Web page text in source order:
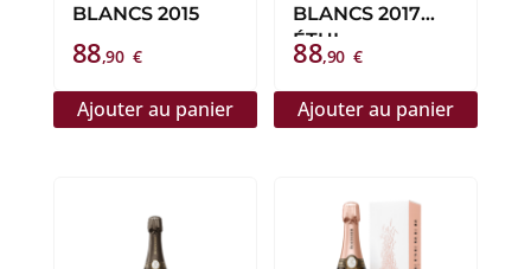
BLANCS 2015
88,90 €
Ajouter au panier
BLANCS 2017
ÉTUI
88,90 €
Ajouter au panier